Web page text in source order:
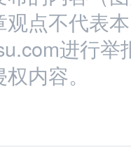
点不代表
进行
内容。